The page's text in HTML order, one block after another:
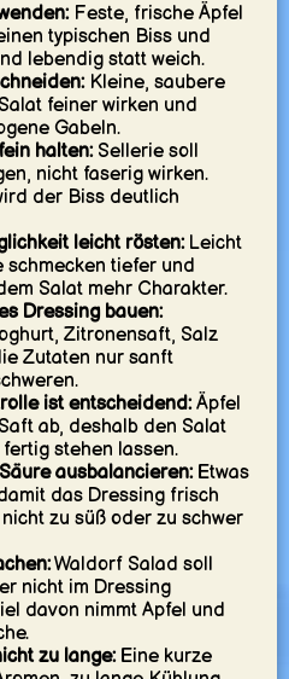
Feste, frische Äpfel
typischen Biss und
lebendig statt weich.
Kleine, saubere
feiner wirken und
Gabeln.
halten:Sellerie soll
nicht faserig wirken.
der Biss deutlich
leicht rösten:Leicht
schmecken tiefer und
Salat mehr Charakter.
Dressing bauen:
Zitronensaft, Salz
Zutaten nur sanft
ist entscheidend:Äpfel
ab, deshalb den Salat
stehen lassen.
ausbalancieren:Etwas
das Dressing frisch
zu süß oder zu schwer
Waldorf Salad soll
nicht im Dressing
davon nimmt Apfel und
zu lange:Eine kurze